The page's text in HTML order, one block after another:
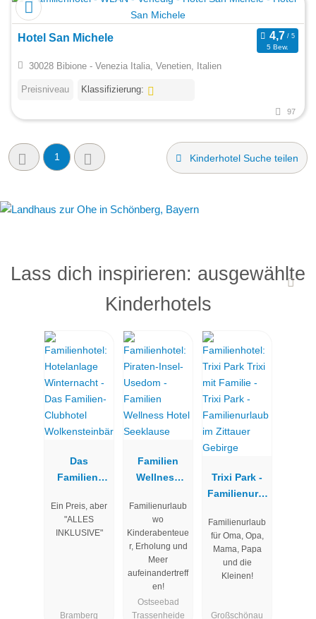
Hotel San Michele
5 Bew.
30028 Bibione - Venezia Italia, Venetien, Italien
Preisniveau Klassifizierung:
97
1 Kinderhotel Suche teilen
Lass dich inspirieren: ausgewählte
Kinderhotels
Das
Familien-
Wolkenstein
bär
Ein Preis, aber
"ALLES
INKLUSIVE"
Bramberg
Familien
Wellness
Seeklause
Familienurlaub
wo
Kinderabenteue
r, Erholung und
Meer
aufeinandertreff
en!
Ostseebad
Trassenheide
Trixi Park -
Familienurla
Zittauer
Gebirge
Familienurlaub
für Oma, Opa,
Mama, Papa
und die
Kleinen!
Großschönau